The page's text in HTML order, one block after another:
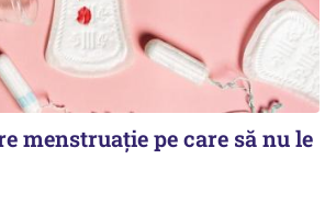
menstruație pe care să nu le